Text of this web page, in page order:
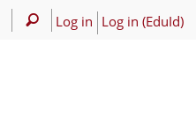
Log in Log in (EduId)